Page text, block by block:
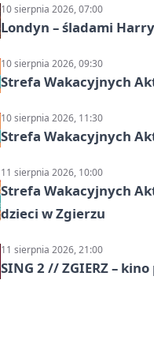
10 sierpnia 2026, 07:00
Londyn – śladami
10 sierpnia 2026, 09:30
Strefa Wakacyjnych
10 sierpnia 2026, 11:30
Strefa Wakacyjnych
11 sierpnia 2026, 10:00
Strefa Wakacyjnych
dzieci w Zgierzu
11 sierpnia 2026, 21:00
SING 2 // ZGIERZ –